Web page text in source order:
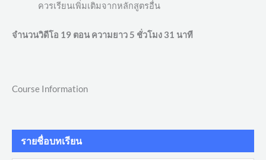
ควรเรียนเพิ่มเติมจากหลักสูตรอื่น
จำนวนวิดีโอ 19 ตอน ความยาว 5 ชั่วโมง 31 นาที
Course Information
รายชื่อบทเรียน